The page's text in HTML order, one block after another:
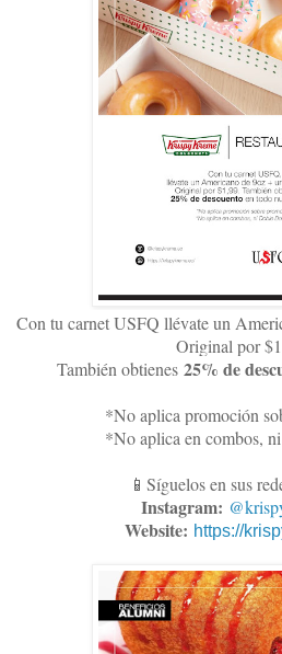
Con tu carnet USFQ llévate un
Original por
También obtienes 25% de
*No aplica promoción
*No aplica en combos,
📱Síguelos en sus
Instagram:
Website: https://